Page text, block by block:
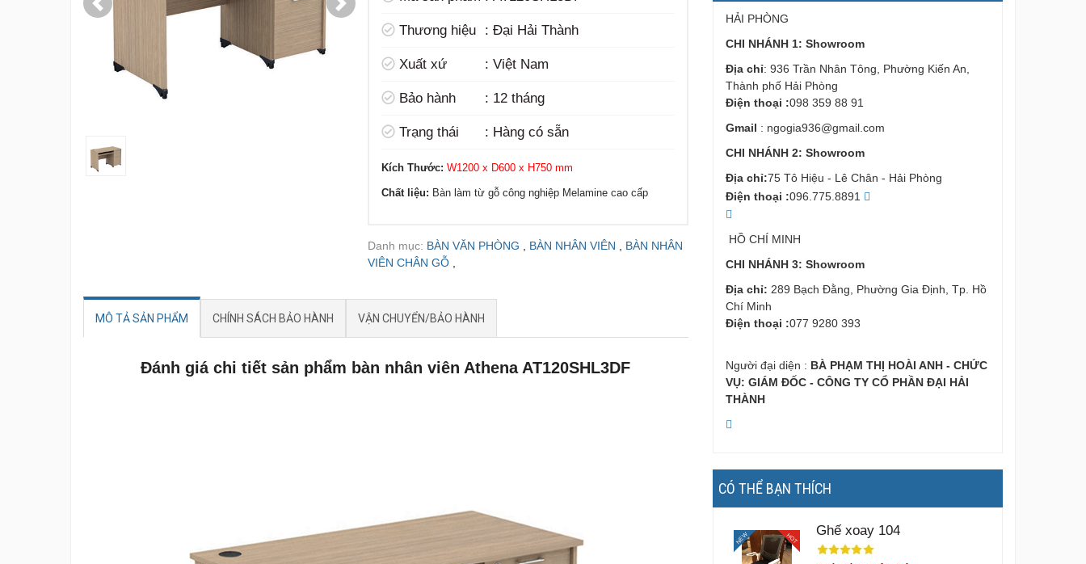
Previous Next
Thương hiệu : Đại Hải Thành
Xuất xứ : Việt Nam
Bảo hành : 12 tháng
Trạng thái : Hàng có sẵn
Kích Thước: W1200 x D600 x H750 mm
Chất liệu: Bàn làm từ gỗ công nghiệp Melamine cao cấp
Danh mục: BÀN VĂN PHÒNG BÀN NHÂN VIÊN
BÀN NHÂN
VIÊN CHÂN GỖ,
MÔ TẢ SẢN PHẨM CHÍNH SÁCH BẢO HÀNH VẬN CHUYỂN/BẢO HÀNH
Đánh giá chi tiết sản phẩm bàn nhân viên Athena AT120SHL3DF
HẢI PHÒNG
CHI NHÁNH 1: Showroom
Địa chỉ: 936 Trần Nhân Tông, Phường Kiến An,
Thành phố Hải Phòng
Điện thoại :098 359 88 91
Gmail : ngogia936@gmail.com
CHI NHÁNH 2: Showroom
Địa chỉ:75 Tô Hiệu - Lê Chân - Hải Phòng
Điện thoại :096.775.8891
HỒ CHÍ MINH
CHI NHÁNH 3: Showroom
Địa chỉ: 289 Bạch Đằng, Phường Gia Định, Tp. Hồ
Chí Minh
Điện thoại :077 9280 393
Người đại diện : BÀ PHẠM THỊ HOÀI ANH - CHỨC
VỤ: GIÁM ĐỐC - CÔNG TY CỔ PHẦN ĐẠI HẢI
THÀNH
CÓ THỂ BẠN THÍCH
NEW HOT Ghế xoay 104